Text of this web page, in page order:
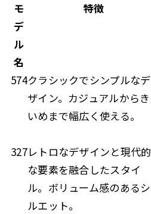
モ
デ
ル
名
特徴
574クラシックでシンプルなデ
ザイン。カジュアルから
いめまで幅広く使える。
327レトロなデザインと現代的
な要素を融合したスタイ
ル。ボリューム感のあるシ
ルエット。